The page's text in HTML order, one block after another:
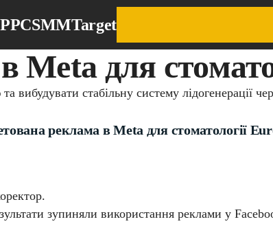
PPCSMMTarget
Meta для
вибудувати стабільну систему лідогенерації
реклама в Meta для стоматології
зупиняли використання реклами у